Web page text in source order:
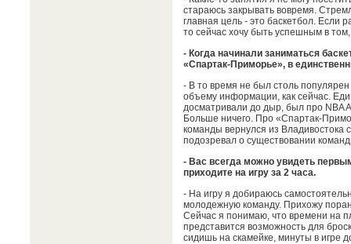
стараюсь закрывать вовремя.
главная цель - это баскетбол. Если
то сейчас хочу быть успешным в
- Когда начинали заниматься
«Спартак-Приморье», в
- В то время не был столь
объему информации, как сейчас.
досматривали до дыр, был про NBA
Больше ничего. Про «Спартак-
команды вернулся из Владивостока
подозревал о существовании
- Вас всегда можно увидеть
приходите на игру за 2 часа.
- На игру я добираюсь
молодежную команду. Прихожу
Сейчас я понимаю, что времени на
представится возможность для
сидишь на скамейке, минуты в игре